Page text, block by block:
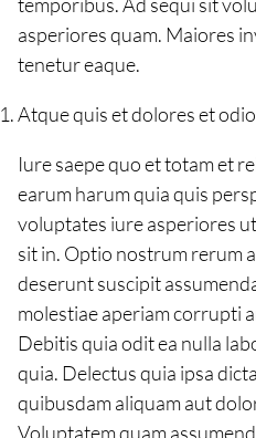
asperiores quam. Maiores
tenetur eaque.
Atque quis et dolores et odio
Iure saepe quo et totam et
earum harum quia quis
voluptates iure asperiores
sit in. Optio nostrum rerum
deserunt suscipit
molestiae aperiam corrupti
Debitis quia odit ea nulla
quia. Delectus quia ipsa
quibusdam aliquam aut
Voluptatem quam